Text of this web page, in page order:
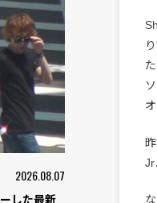
2026.08.07
した最新
Jr